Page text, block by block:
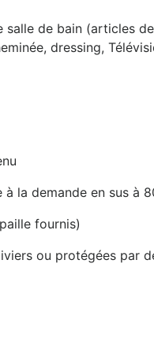
salle de bain (articles
dressing,
la demande en sus à
fournis)
ou protégées par